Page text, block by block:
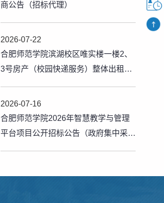
商公告（招标代理）
2026-07-22
合肥师范学院滨湖校区唯实楼一楼2、
3号房产（校园快递服务）整体出租公
2026-07-16
合肥师范学院2026年智慧教学与管理
平台项目公开招标公告（政府集中采